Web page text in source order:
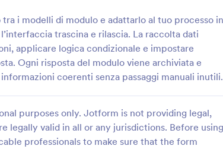
i modelli di modulo e adattarlo al tuo processo in
trascina e rilascia. La raccolta dati
applicare logica condizionale e impostare
Ogni risposta del modulo viene archiviata e
coerenti senza passaggi manuali inutili.
purposes only. Jotform is not providing legal,
legally valid in all or any jurisdictions. Before using
professionals to make sure that the form
Form di
personale e
vogliono
e gestire ogni
dei dipendenti con il Modulo
Emergenza Dipendenti Form,
uffici del personale e
che vogliono migliorare la
reperibilità in azienda.
Go to Category:
Moduli di Contatto di Emergenza